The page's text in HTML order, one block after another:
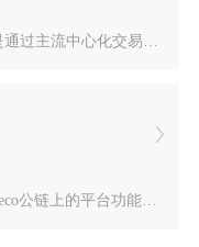
中心化交易所，首选OK...
公链上的平台功能型...